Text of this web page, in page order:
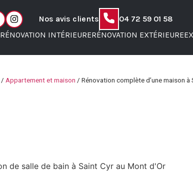
Nos avis clients
04 72 59 01 58
RÉNOVATION INTÉRIEURERÉNOVATION EXTÉRIEURE
/ Appartement et maison / Rénovation complète d’une maison à